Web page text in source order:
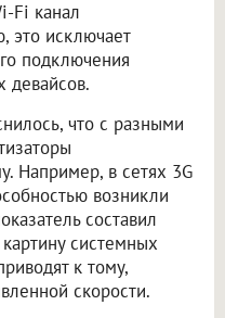
Fi канал
это исключает
подключения
девайсов.
что с разными
Например, в сетях 3G
возникли
составил
системных
к тому,
скорости.